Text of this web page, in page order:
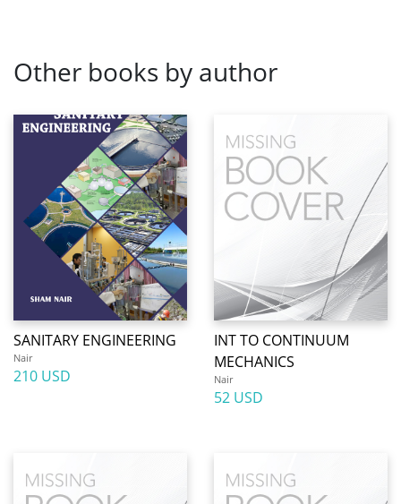
Other books by author
SANITARY ENGINEERING
Nair
210 USD
INT TO CONTINUUM
MECHANICS
Nair
52 USD